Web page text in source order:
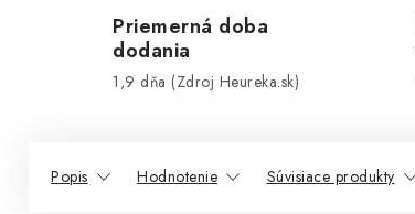
Priemerná doba
dodania
1,9 dňa (Zdroj Heureka.sk)
Popis Hodnotenie Súvisiace produkty